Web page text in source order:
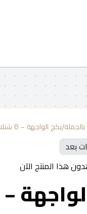
/بكج الواجهة – 6 شتلات متنوعة
بعد
هذا المنتج الآن
– 6 شتلات متنوعة